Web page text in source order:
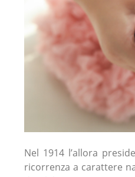
Nel 1914 l’allora
ricorrenza a carattere